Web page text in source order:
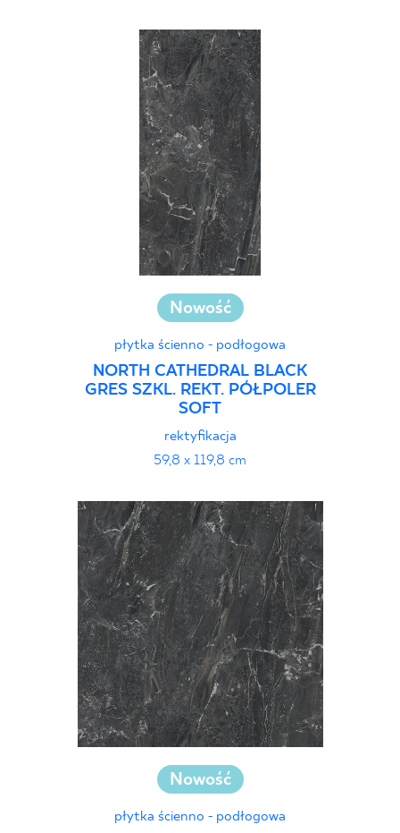
Nowość
płytka ścienno - podłogowa
NORTH CATHEDRAL BLACK
GRES SZKL. REKT. PÓŁPOLER
SOFT
rektyfikacja
59,8 x 119,8 cm
Nowość
płytka ścienno - podłogowa